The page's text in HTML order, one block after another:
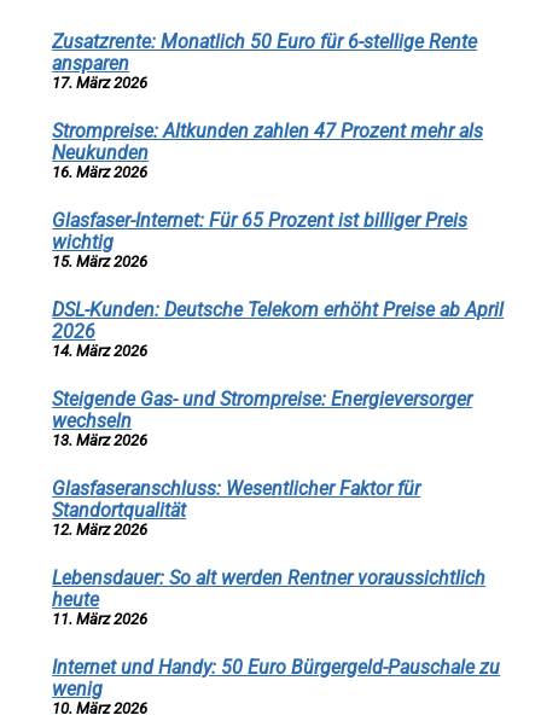
Zusatzrente: Monatlich 50 Euro für 6-stellige Rente
ansparen
17. März 2026
Strompreise: Altkunden zahlen 47 Prozent mehr als
Neukunden
16. März 2026
Glasfaser-Internet: Für 65 Prozent ist billiger Preis
wichtig
15. März 2026
DSL-Kunden: Deutsche Telekom erhöht Preise ab April
2026
14. März 2026
Steigende Gas- und Strompreise: Energieversorger
wechseln
13. März 2026
Glasfaseranschluss: Wesentlicher Faktor für
Standortqualität
12. März 2026
Lebensdauer: So alt werden Rentner voraussichtlich
heute
11. März 2026
Internet und Handy: 50 Euro Bürgergeld-Pauschale zu
wenig
10. März 2026